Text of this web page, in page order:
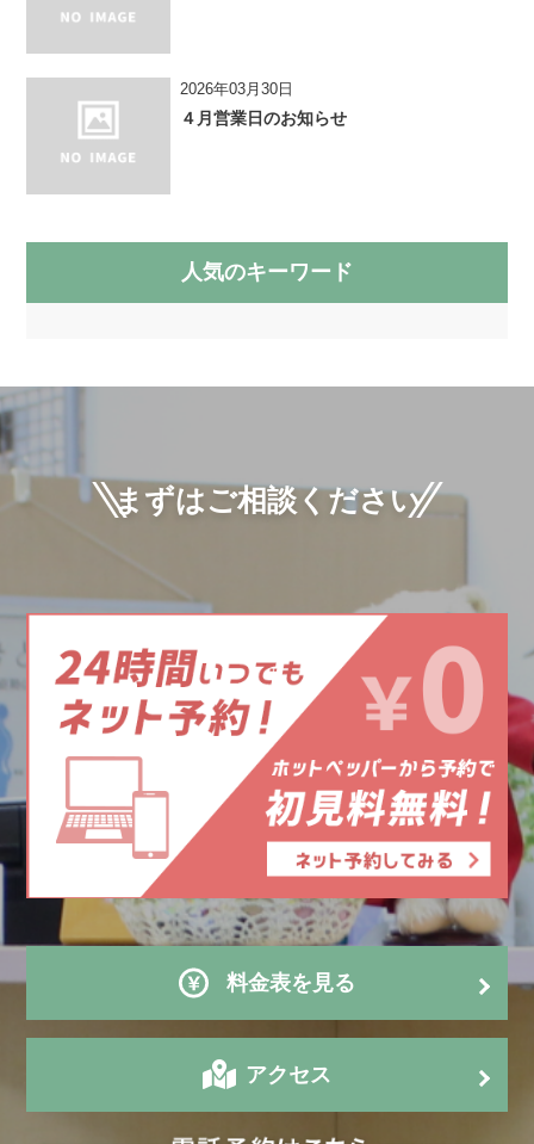
2026年03月30日
４月営業日のお知らせ
人気のキーワード
まずはご相談ください
料金表を見る
アクセス